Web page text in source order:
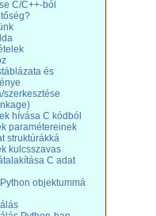
C/C++-ból
és
szerkesztése
hívása C kódból
paramétereinek
struktúrákká
kulcsszavas
C adat
objektummá